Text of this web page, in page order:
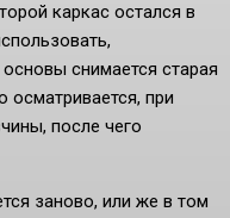
каркас остался в
снимается старая
осматривается, при
после чего
заново, или же в том